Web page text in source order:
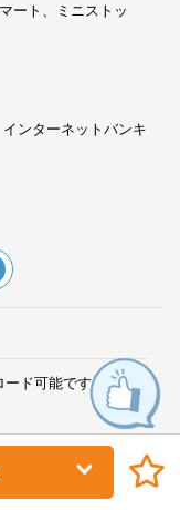
ート、ミニストッ
ンターネットバンキ
ド可能です。